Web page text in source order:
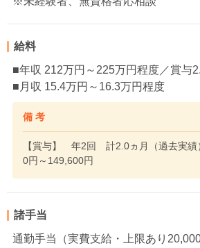
給料
■年収 212万円～225万円程度／賞与
■月収 15.4万円～16.3万円程度
備 考
【賞与】 年2回 計2.0ヵ月（過去実績
0円～149,600円
諸手当
通勤手当（実費支給・上限あり20,000